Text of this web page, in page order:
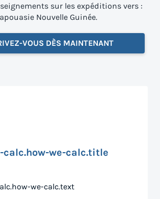
sur les expéditions vers :
Nouvelle Guinée.
VOUS DÈS MAINTENANT
we-calc.title
we-calc.text